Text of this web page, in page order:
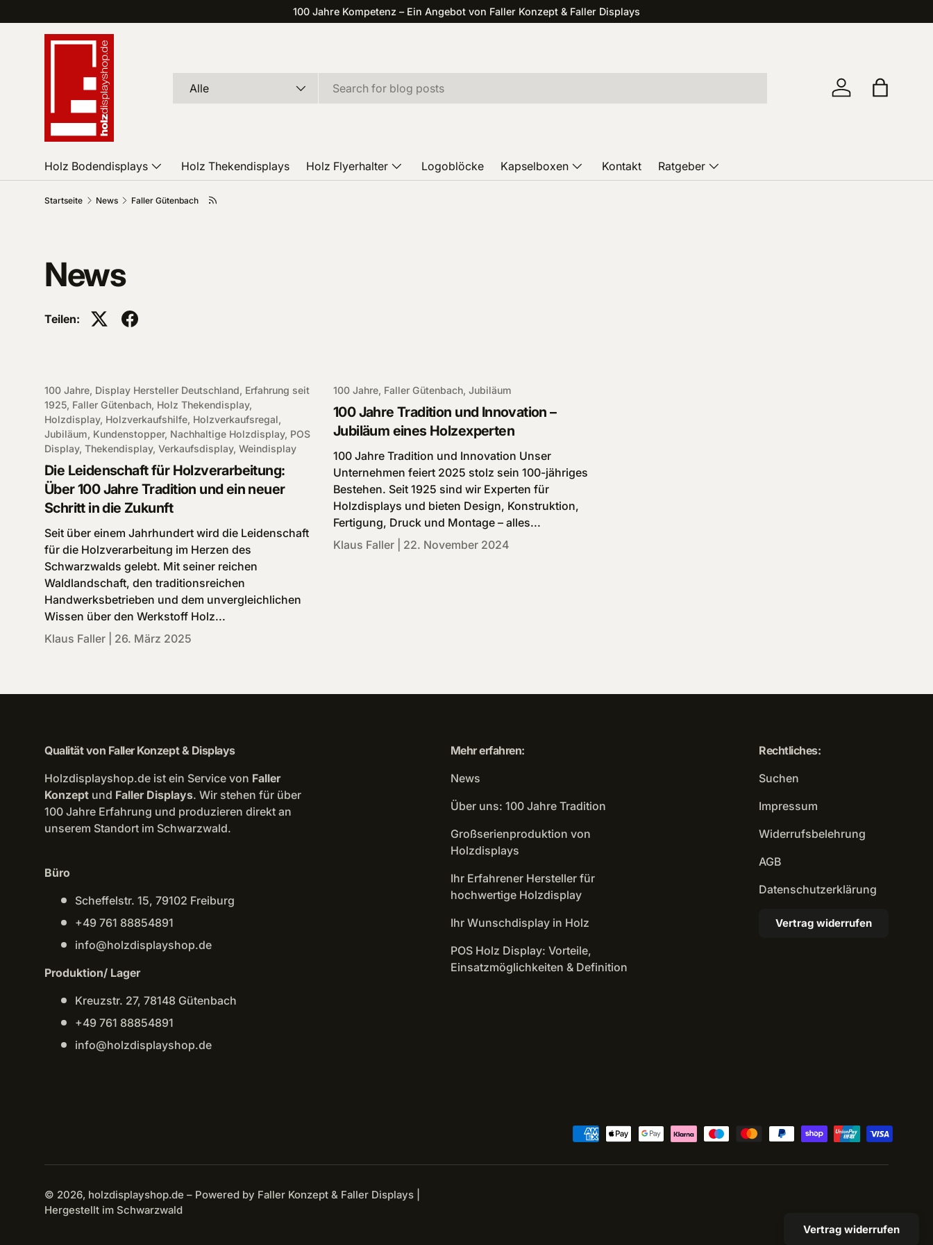
Direkt zum Inhalt
100 Jahre Kompetenz – Ein Angebot von Faller Konzept & Faller Displays
Alle Einloggen
Holz Bodendisplays Holz Thekendisplays Holz Flyerhalter Logoblöcke Kapselboxen Kontakt Ratgeber
Startseite News Faller Gütenbach
News
Teilen:
100 Jahre, Display Hersteller Deutschland, Erfahrung seit
1925, Faller Gütenbach, Holz Thekendisplay,
Holzdisplay, Holzverkaufshilfe, Holzverkaufsregal,
Jubiläum, Kundenstopper, Nachhaltige Holzdisplay, POS
Display, Thekendisplay, Verkaufsdisplay, Weindisplay
Die Leidenschaft für Holzverarbeitung:
Über 100 Jahre Tradition und ein neuer
Schritt in die Zukunft
Seit über einem Jahrhundert wird die Leidenschaft
für die Holzverarbeitung im Herzen des
Schwarzwalds gelebt. Mit seiner reichen
Waldlandschaft, den traditionsreichen
Handwerksbetrieben und dem unvergleichlichen
Wissen über den Werkstoff Holz...
Klaus Faller | 26. März 2025
100 Jahre, Faller Gütenbach, Jubiläum
100 Jahre Tradition und Innovation –
Jubiläum eines Holzexperten
100 Jahre Tradition und Innovation Unser
Unternehmen feiert 2025 stolz sein 100-jähriges
Bestehen. Seit 1925 sind wir Experten für
Holzdisplays und bieten Design, Konstruktion,
Fertigung, Druck und Montage – alles...
Klaus Faller | 22. November 2024
Qualität von Faller Konzept & Displays
Holzdisplayshop.de ist ein Service von Faller
Konzept und Faller Displays. Wir stehen für über
100 Jahre Erfahrung und produzieren direkt an
unserem Standort im Schwarzwald.
Büro
Scheffelstr. 15, 79102 Freiburg
+49 761 88854891
info@holzdisplayshop.de
Produktion/ Lager
Kreuzstr. 27, 78148 Gütenbach
+49 761 88854891
info@holzdisplayshop.de
Mehr erfahren:
News
Über uns: 100 Jahre Tradition
Großserienproduktion von
Holzdisplays
Ihr Erfahrener Hersteller für
hochwertige Holzdisplay
Ihr Wunschdisplay in Holz
POS Holz Display: Vorteile,
Einsatzmöglichkeiten & Definition
Rechtliches:
Suchen
Impressum
Widerrufsbelehrung
AGB
Datenschutzerklärung
Vertrag widerrufen
© 2026, holzdisplayshop.de – Powered by Faller Konzept & Faller Displays |
Hergestellt im Schwarzwald
Vertrag widerrufen